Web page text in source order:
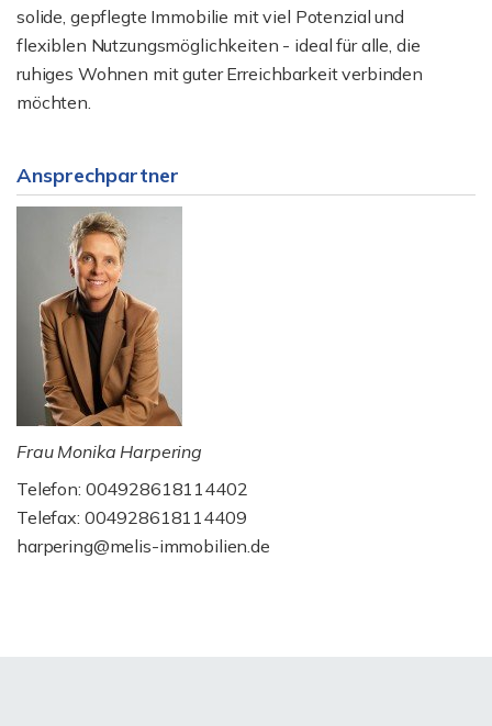
solide, gepflegte Immobilie mit viel Potenzial und
flexiblen Nutzungsmöglichkeiten - ideal für alle, die
ruhiges Wohnen mit guter Erreichbarkeit verbinden
möchten.
Ansprechpartner
Frau Monika Harpering
Telefon: 004928618114402
Telefax: 004928618114409
harpering@melis-immobilien.de